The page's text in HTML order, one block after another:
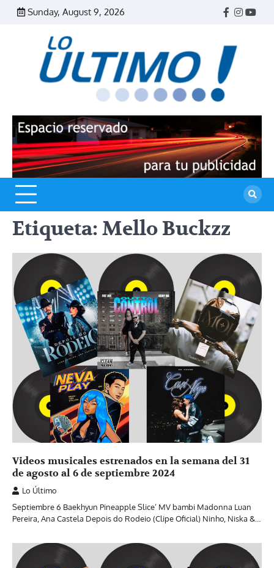
Skip
Sunday, August 9, 2026
Facebook
Etiqueta: Mello Buckzz
Videos musicales estrenados en la semana del 31
de agosto al 6 de septiembre 2024
Lo Último
Septiembre 6 Baekhyun Pineapple Slice’ MV bambi Madonna Luan
Pereira, Ana Castela Depois do Rodeio (Clipe Oficial) Ninho, Niska &…